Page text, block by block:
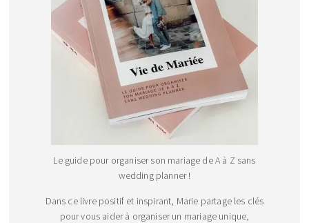
Le guide pour organiser son mariage de A à Z sans
wedding planner !
Dans ce livre positif et inspirant, Marie partage les clés
pour vous aider à organiser un mariage unique,